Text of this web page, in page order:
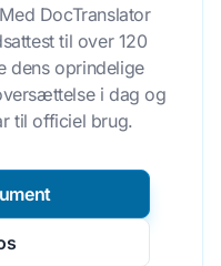
DocTranslator
til over 120
dens oprindelige
i dag og
til officiel brug.